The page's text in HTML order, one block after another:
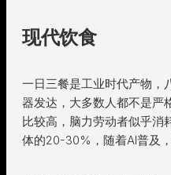
现代饮食
一日三餐是工业时代产物，
器发达，大多数人都不是严
比较高，脑力劳动者似乎消
体的20-30%，随着AI普及